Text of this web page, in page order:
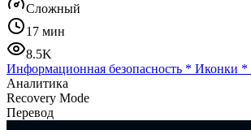
Сложный
17 мин
8.5K
Информационная безопасность * Иконки *
Аналитика
Recovery Mode
Перевод